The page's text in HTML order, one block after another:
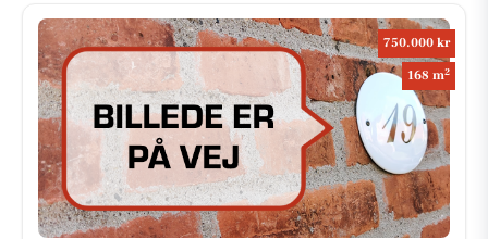
750.000 kr
168 m2